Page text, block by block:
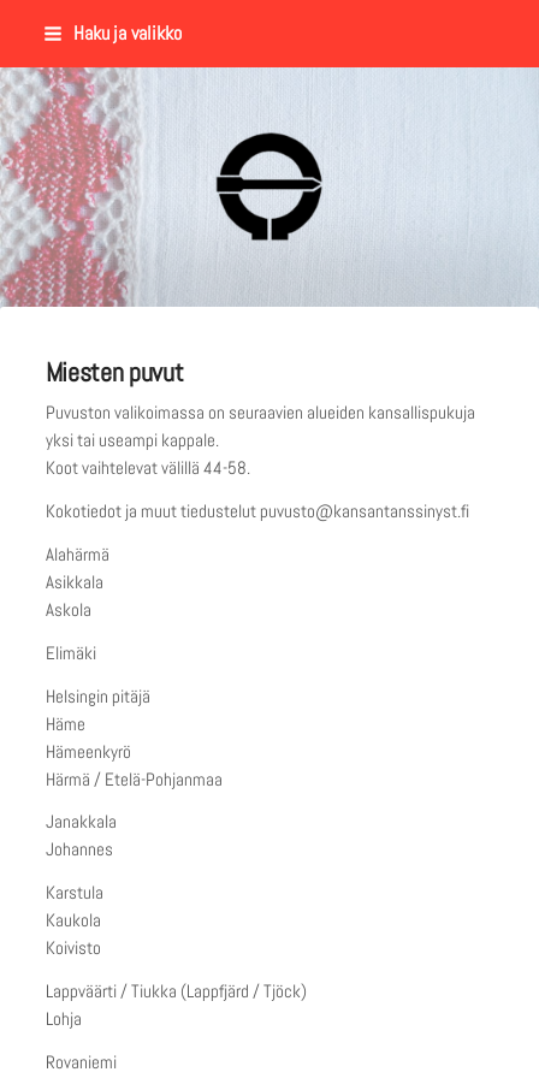
Siirry
sisältöön
Haku ja valikko
Suomalaisen Kansantanssin
Miesten puvut
Puvuston valikoimassa on seuraavien alueiden kansallispukuja
yksi tai useampi kappale.
Koot vaihtelevat välillä 44-58.
Kokotiedot ja muut tiedustelut puvusto@kansantanssinyst.fi
Alahärmä
Asikkala
Askola
Elimäki
Helsingin pitäjä
Häme
Hämeenkyrö
Härmä / Etelä-Pohjanmaa
Janakkala
Johannes
Karstula
Kaukola
Koivisto
Lappväärti / Tiukka (Lappfjärd / Tjöck)
Lohja
Rovaniemi